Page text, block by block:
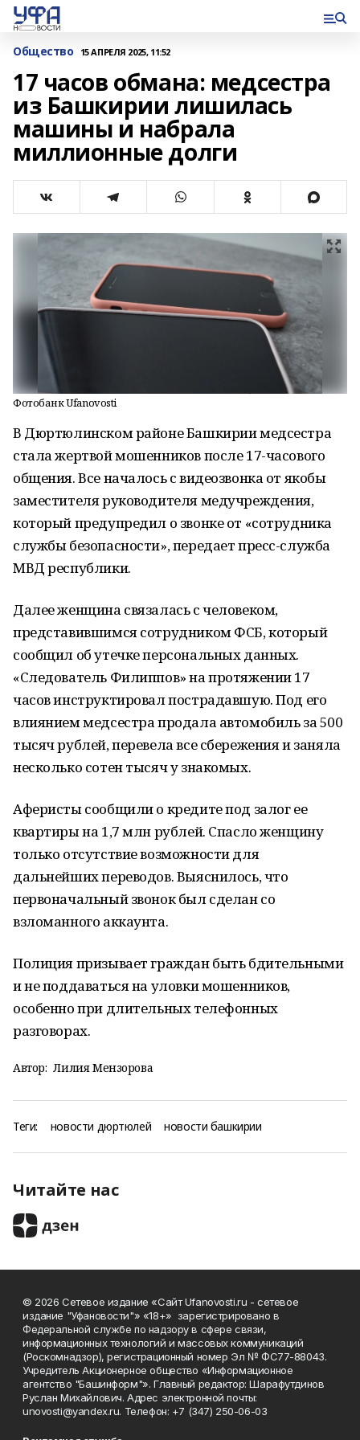
Общество 15 АПРЕЛЯ 2025, 11:52
17 часов обмана: медсестра
из Башкирии лишилась
машины и набрала
миллионные долги
Фотобанк Ufanovosti
В Дюртюлинском районе Башкирии медсестра
стала жертвой мошенников после 17-часового
общения. Все началось с видеозвонка от якобы
заместителя руководителя медучреждения,
который предупредил о звонке от «сотрудника
службы безопасности», передает пресс-служба
МВД республики.
Далее женщина связалась с человеком,
представившимся сотрудником ФСБ, который
сообщил об утечке персональных данных.
«Следователь Филиппов» на протяжении 17
часов инструктировал пострадавшую. Под его
влиянием медсестра продала автомобиль за 500
тысяч рублей, перевела все сбережения и заняла
несколько сотен тысяч у знакомых.
Аферисты сообщили о кредите под залог ее
квартиры на 1,7 млн рублей. Спасло женщину
только отсутствие возможности для
дальнейших переводов. Выяснилось, что
первоначальный звонок был сделан со
взломанного аккаунта.
Полиция призывает граждан быть бдительными
и не поддаваться на уловки мошенников,
особенно при длительных телефонных
разговорах.
Автор: Лилия Мензорова
Теги: новости дюртюлей новости башкирии
Читайте нас
© 2026 Сетевое издание «Сайт Ufanovosti.ru - сетевое
издание "Уфановости"» «18+» зарегистрировано в
Федеральной службе по надзору в сфере связи,
информационных технологий и массовых коммуникаций
(Роскомнадзор), регистрационный номер Эл № ФС77-88043.
Учредитель Акционерное общество «Информационное
агентство "Башинформ"». Главный редактор: Шарафутдинов
Руслан Михайлович. Адрес электронной почты:
unovosti@yandex.ru. Телефон: +7 (347) 250-06-03